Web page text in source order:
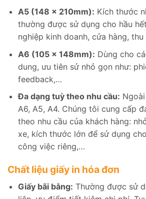
A5 (148 x 210mm): Kích thước
thường được sử dụng cho hầu
nghiệp kinh doanh, cửa hàng,
A6 (105 x 148mm): Dùng cho
dung, ưu tiên sử nhỏ gọn như:
feedback,…
Đa dạng tuỳ theo nhu cầu:
A6, A5, A4. Chúng tôi cung cấp
theo nhu cầu của khách hàng:
xe, kích thước lớn để sử dụng
công việc riêng,…
Chất liệu giấy in hóa đơn
Giấy bãi bằng: Thường được sử